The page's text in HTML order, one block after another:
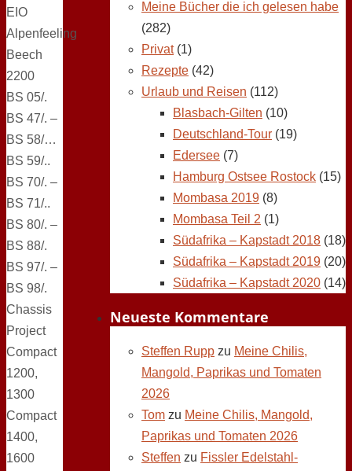
EIO
Alpenfeeling
Beech
2200
BS 05/.
BS 47/. –
BS 58/…
BS 59/..
BS 70/. –
BS 71/..
BS 80/. –
BS 88/.
BS 97/. –
BS 98/.
Chassis
Project
Compact
1200,
1300
Compact
1400,
1600
Meine Bücher die ich gelesen habe
(282)
Privat(1)
Rezepte (42)
Urlaub und Reisen (112)
Blasbach-Gilten (10)
Deutschland-Tour (19)
Edersee (7)
Hamburg Ostsee Rostock (15)
Mombasa 2019 (8)
Mombasa Teil 2 (1)
Südafrika – Kapstadt 2018 (18)
Südafrika – Kapstadt 2019 (20)
Südafrika – Kapstadt 2020 (14)
Neueste Kommentare
Steffen Rupp zu Meine Chilis,
Mangold, Paprikas und Tomaten
2026
Tom zu Meine Chilis, Mangold,
Paprikas und Tomaten 2026
Steffen zu Fissler Edelstahl-